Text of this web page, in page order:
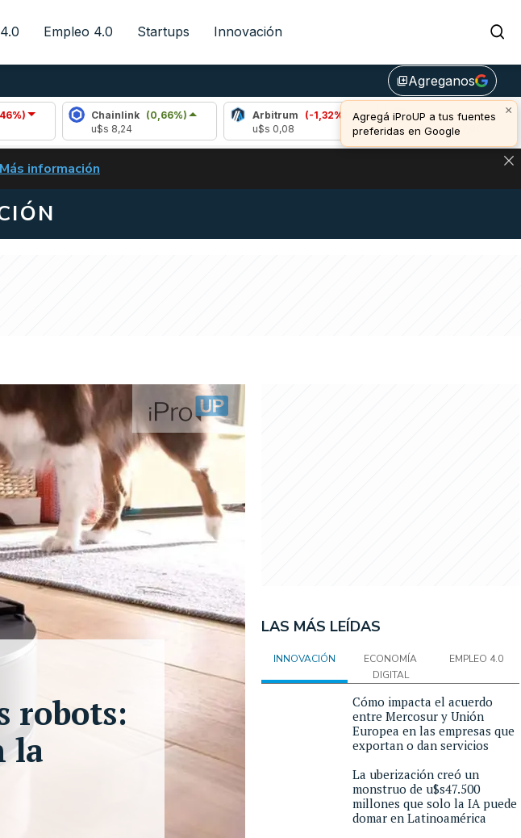
Empleo 4.0 Startups Innovación
library_addAgreganos
×
Agregá iProUP a tus fuentes
preferidas en Google
Chainlink
(0,66%)
Arbitrum (-1,32%)
Bitcoin (-0,06%)
u$s 64.727,00
CLARITY ACT EN ARGENTINA: IMPACTO EN BITCOIN, DÓLAR CRIPTO Y EXCHANGES
Más información
robots:
la
LAS MÁS LEÍDAS
INNOVACIÓN
ECONOMÍA
DIGITAL
EMPLEO 4.0
Cómo impacta el acuerdo
entre Mercosur y Unión
Europea en las empresas que
exportan o dan servicios
La uberización creó un
monstruo de u$s47.500
millones que solo la IA puede
domar en Latinoamérica